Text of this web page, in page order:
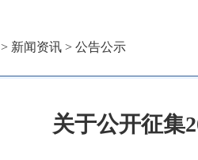
> 新闻资讯 > 公告公示
关于公开征集